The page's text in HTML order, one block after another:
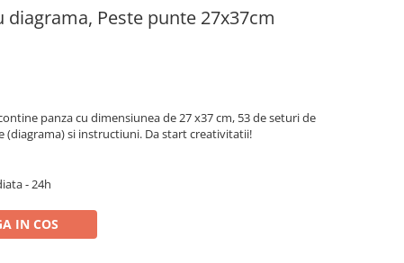
diagrama, Peste punte 27x37cm
panza cu dimensiunea de 27 x37 cm, 53 de seturi de
(diagrama) si instructiuni. Da start creativitatii!
- 24h
IN COS